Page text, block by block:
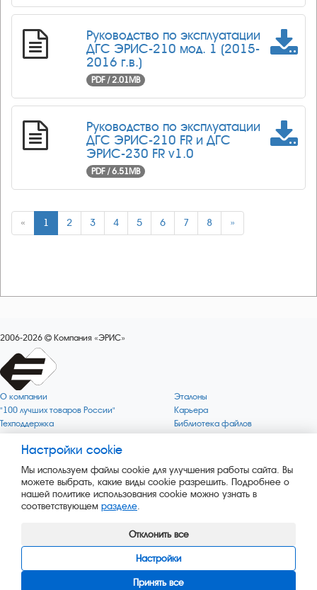
Руководство по эксплуатации
ДГС ЭРИС-210 мод. 1 (2015-
2016 г.в.)
PDF / 2.01MB
Руководство по эксплуатации
ДГС ЭРИС-210 FR и ДГС
ЭРИС-230 FR v1.0
PDF / 6.51MB
« 1 2 3 4 5 6 7 8 »
2006-2026 Компания «ЭРИС»
О компании
"100 лучших товаров России"
Техподдержка
Качество
Поверка по редким газам
Пресс-релизы
Каталог сервисных услуг
Эталоны
Карьера
Библиотека файлов
Политика обработки персональных
Цели компании
Зелёная 1000
Key BLE Generator
Настройки cookie
Мы используем файлы cookie для улучшения работы сайта. Вы
можете выбрать, какие виды cookie разрешить. Подробнее о
нашей политике использования cookie можно узнать в
соответствующем разделе.
Отклонить все
Настройки
Принять все